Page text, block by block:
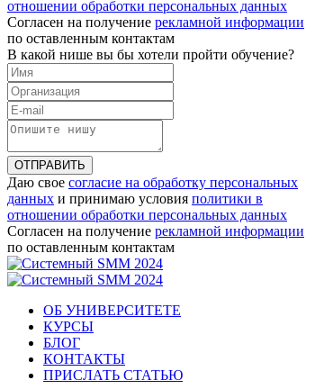
отношении обработки персональных данных
Согласен на получение рекламной информации
по оставленным контактам
В какой нише вы бы хотели пройти обучение?
ОТПРАВИТЬ
Даю свое согласие на обработку персональных
данных и принимаю условия политики в
отношении обработки персональных данных
Согласен на получение рекламной информации
по оставленным контактам
ОБ УНИВЕРСИТЕТЕ
КУРСЫ
БЛОГ
КОНТАКТЫ
ПРИСЛАТЬ СТАТЬЮ